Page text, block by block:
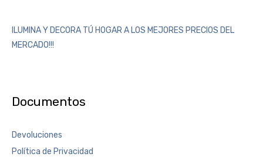
ILUMINA Y DECORA TÚ HOGAR A LOS MEJORES PRECIOS DEL
MERCADO!!!
Documentos
Devoluciones
Política de Privacidad